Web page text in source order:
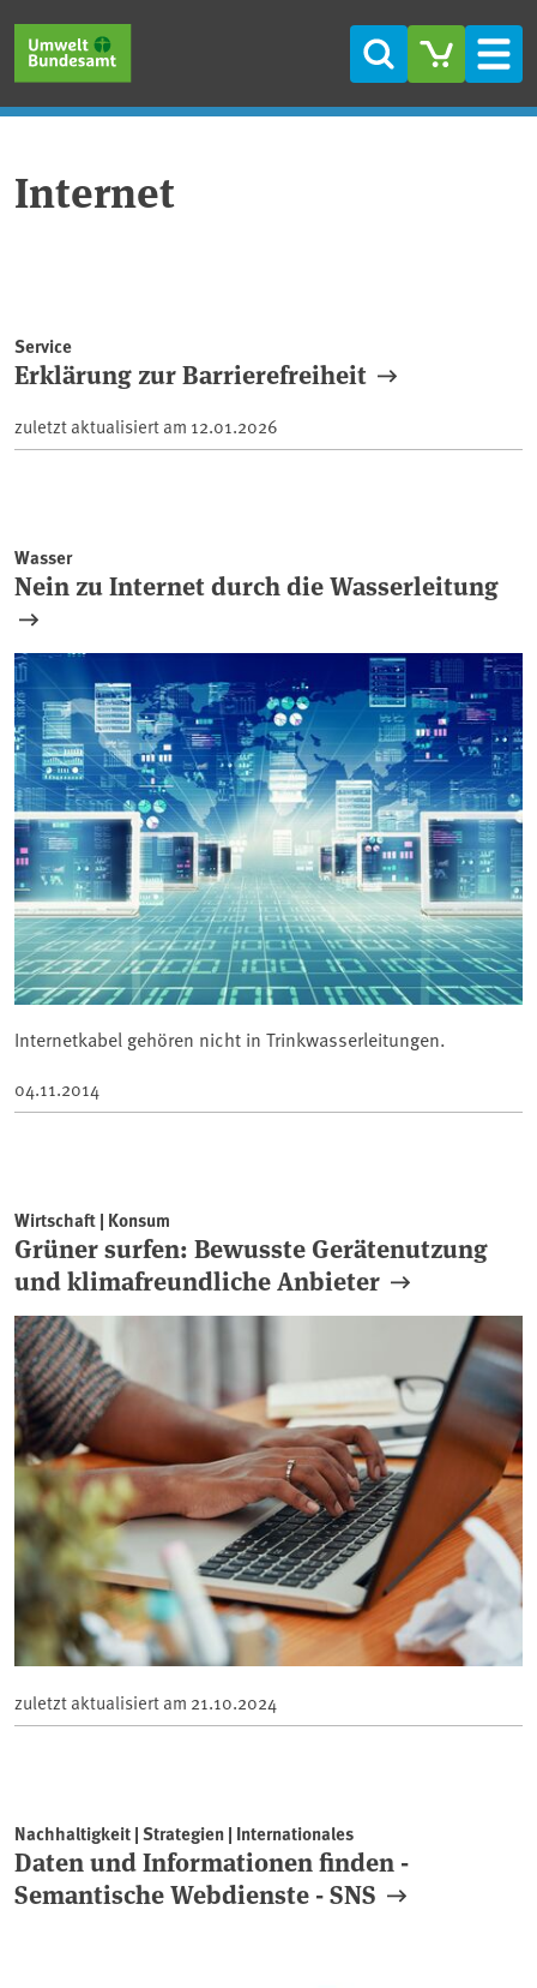
Suche
Internet
Service
Erklärung zur Barrierefreiheit
zuletzt aktualisiert am 12.01.2026
Wasser
Nein zu Internet durch die Wasserleitung
Internetkabel gehören nicht in Trinkwasserleitungen.
04.11.2014
Wirtschaft | Konsum
Grüner surfen: Bewusste Gerätenutzung
und klimafreundliche Anbieter
zuletzt aktualisiert am 21.10.2024
Nachhaltigkeit | Strategien | Internationales
Daten und Informationen finden -
Semantische Webdienste - SNS